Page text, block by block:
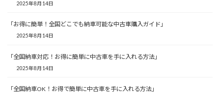
2025年8月14日
「お得に簡単！全国どこでも納車可能な中古車購入ガイド」
2025年8月14日
「全国納車対応！お得に簡単に中古車を手に入れる方法」
2025年8月14日
「全国納車OK！お得で簡単に中古車を手に入れる方法」